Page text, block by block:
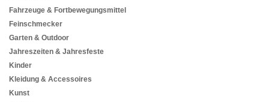
Fahrzeuge & Fortbewegungsmittel
Feinschmecker
Garten & Outdoor
Jahreszeiten & Jahresfeste
Kinder
Kleidung & Accessoires
Kunst